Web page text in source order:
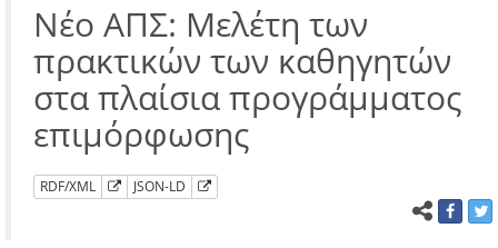
Νέο ΑΠΣ: Μελέτη των
πρακτικών των καθηγητών
στα πλαίσια προγράμματος
επιμόρφωσης
RDF/XML JSON-LD